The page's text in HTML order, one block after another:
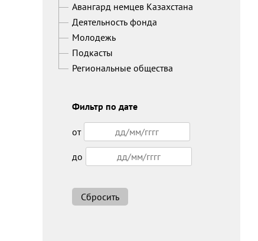
Авангард немцев Казахстана
Деятельность фонда
Молодежь
Подкасты
Региональные общества
Фильтр по дате
от
до
Сбросить